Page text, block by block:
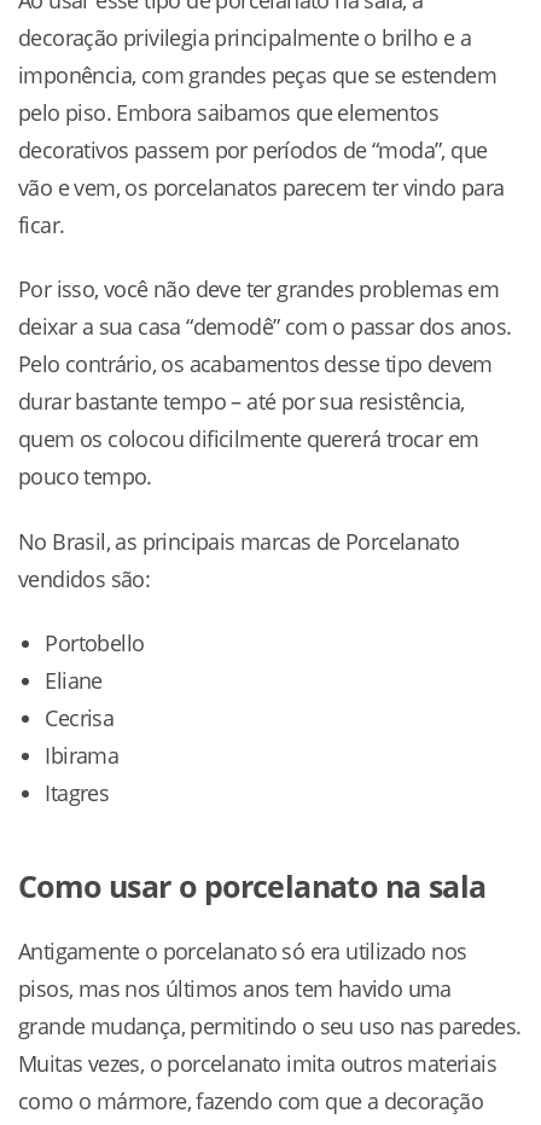
decoração privilegia principalmente o brilho e a
imponência, com grandes peças que se estendem
pelo piso. Embora saibamos que elementos
decorativos passem por períodos de “moda”, que
vão e vem, os porcelanatos parecem ter vindo para
ficar.
Por isso, você não deve ter grandes problemas em
deixar a sua casa “demodê” com o passar dos anos.
Pelo contrário, os acabamentos desse tipo devem
durar bastante tempo – até por sua resistência,
quem os colocou dificilmente quererá trocar em
pouco tempo.
No Brasil, as principais marcas de Porcelanato
vendidos são:
Portobello
Eliane
Cecrisa
Ibirama
Itagres
Como usar o porcelanato na sala
Antigamente o porcelanato só era utilizado nos
pisos, mas nos últimos anos tem havido uma
grande mudança, permitindo o seu uso nas paredes.
Muitas vezes, o porcelanato imita outros materiais
como o mármore, fazendo com que a decoração